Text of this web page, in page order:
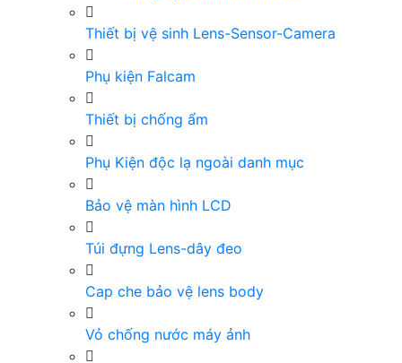
Thiết bị vệ sinh Lens-Sensor-Camera
Phụ kiện Falcam
Thiết bị chống ẩm
Phụ Kiện độc lạ ngoài danh mục
Bảo vệ màn hình LCD
Túi đựng Lens-dây đeo
Cap che bảo vệ lens body
Vỏ chống nước máy ảnh